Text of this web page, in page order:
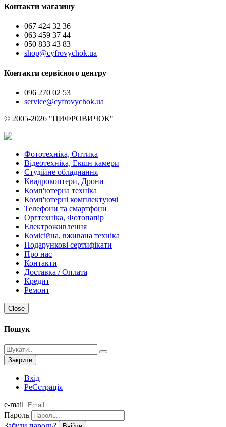
Контакти магазину
067 424 32 36
063 459 37 44
050 833 43 83
shop@cyfrovychok.ua
Контакти сервісного центру
096 270 02 53
service@cyfrovychok.ua
© 2005-2026 "ЦИФРОВИЧОК"
Фототехніка, Оптика
Відеотехніка, Екшн камери
Студійне обладнання
Квадрокоптери, Дрони
Комп'ютерна техніка
Комп'ютерні комплектуючі
Телефони та смартфони
Оргтехніка, Фотопапір
Електроживлення
Комісійна, вживана техніка
Подарункові сертифікати
Про нас
Контакти
Доставка / Оплата
Кредит
Ремонт
Close
Пошук
Закрити
Вхід
РеЄстрація
e-mail
Пароль